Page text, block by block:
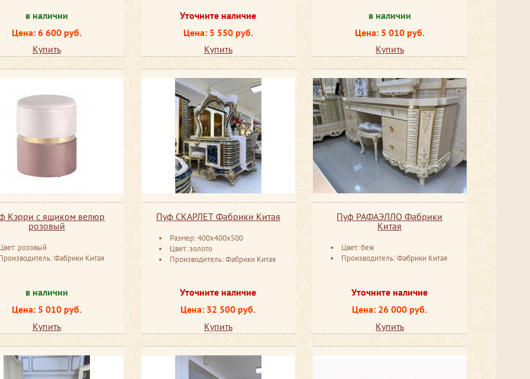
в наличии
Цена: 6 600 руб.
Купить
Уточните наличие
Цена: 5 550 руб.
Купить
в наличии
Цена: 5 010 руб.
Купить
Кэрри с ящиком велюр
розовый
розовый
Фабрики Китая
в наличии
Цена: 5 010 руб.
Купить
Пуф СКАРЛЕТ Фабрики Китая
Размер: 400x400x500
Цвет: золото
Производитель: Фабрики Китая
Уточните наличие
Цена: 32 500 руб.
Купить
Пуф РАФАЭЛЛО Фабрики
Китая
Цвет: беж
Производитель: Фабрики Китая
Уточните наличие
Цена: 26 000 руб.
Купить